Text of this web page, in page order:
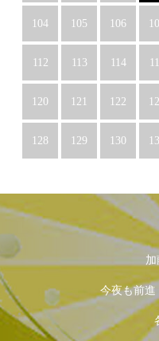
104 105 106
112 113 114
120 121 122
128 129 130
加
今夜も前進